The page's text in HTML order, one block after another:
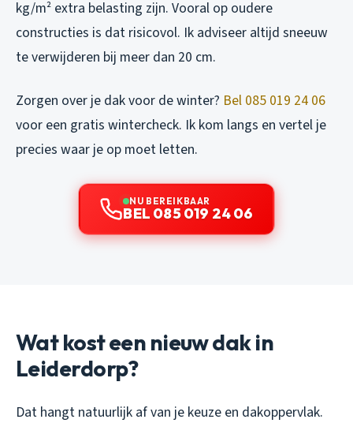
kg/m² extra belasting zijn. Vooral op oudere
constructies is dat risicovol. Ik adviseer altijd sneeuw
te verwijderen bij meer dan 20 cm.
Zorgen over je dak voor de winter? Bel 085 019 24 06
voor een gratis wintercheck. Ik kom langs en vertel je
precies waar je op moet letten.
NU BEREIKBAAR
BEL 085 019 24 06
Wat kost een nieuw dak in
Leiderdorp?
Dat hangt natuurlijk af van je keuze en dakoppervlak.